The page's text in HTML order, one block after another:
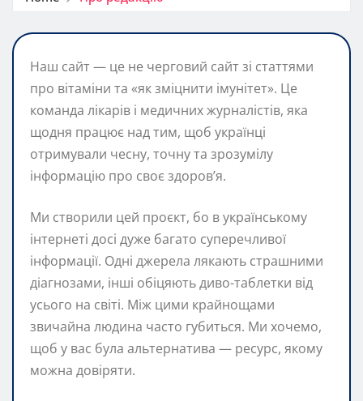
Наш сайт — це не черговий сайт зі статтями
про вітаміни та «як зміцнити імунітет». Це
команда лікарів і медичних журналістів, яка
щодня працює над тим, щоб українці
отримували чесну, точну та зрозумілу
інформацію про своє здоров’я.
Ми створили цей проєкт, бо в українському
інтернеті досі дуже багато суперечливої
інформації. Одні джерела лякають страшними
діагнозами, інші обіцяють диво-таблетки від
усього на світі. Між цими крайнощами
звичайна людина часто губиться. Ми хочемо,
щоб у вас була альтернатива — ресурс, якому
можна довіряти.